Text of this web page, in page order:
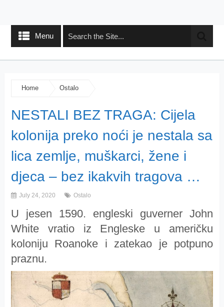
Menu
Home Ostalo
NESTALI BEZ TRAGA: Cijela
kolonija preko noći je nestala sa
lica zemlje, muškarci, žene i
djeca – bez ikakvih tragova …
July 24, 2020 Ostalo
U jesen 1590. engleski guverner John
White vratio iz Engleske u američku
koloniju Roanoke i zatekao je potpuno
praznu.